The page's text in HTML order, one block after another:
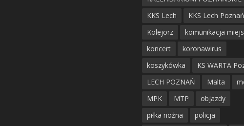
KKS Lech
KKS Lech Poznań
Kolejorz
komunikacja
koncert
koronawirus
koszykówka
KS WARTA
LECH POZNAŃ
Malta
MPK
MTP
objazdy
piłka nożna
policja